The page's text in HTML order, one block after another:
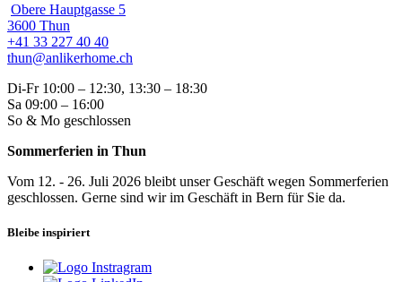
Obere Hauptgasse 5
3600 Thun
+41 33 227 40 40
thun@anlikerhome.ch
Di-Fr 10:00 – 12:30, 13:30 – 18:30
Sa 09:00 – 16:00
So & Mo geschlossen
Sommerferien in Thun
Vom 12. - 26. Juli 2026 bleibt unser Geschäft wegen Sommerferien
geschlossen. Gerne sind wir im Geschäft in Bern für Sie da.
Bleibe inspiriert